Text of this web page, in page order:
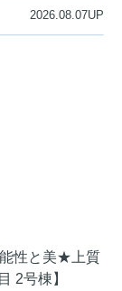
2026.08.07UP
性と美★上質
2号棟】